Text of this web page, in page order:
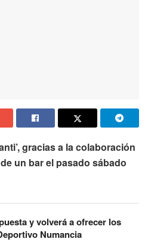
gracias a la colaboración
un bar el pasado sábado
y volverá a ofrecer los
Numancia